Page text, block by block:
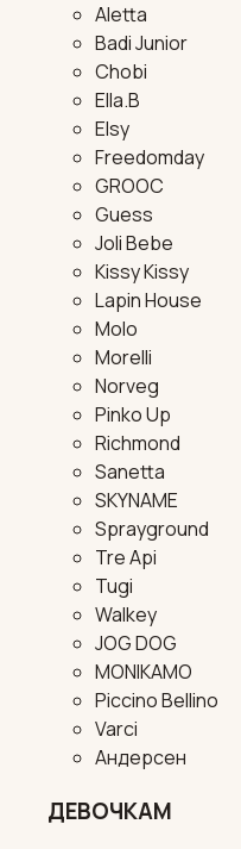
Aletta
Badi Junior
Chobi
Ella.B
Elsy
Freedomday
GROOC
Guess
Joli Bebe
Kissy Kissy
Lapin House
Molo
Morelli
Norveg
Pinko Up
Richmond
Sanetta
SKYNAME
Sprayground
Tre Api
Tugi
Walkey
JOG DOG
MONIKAMO
Piccino Bellino
Varci
Андерсен
ДЕВОЧКАМ